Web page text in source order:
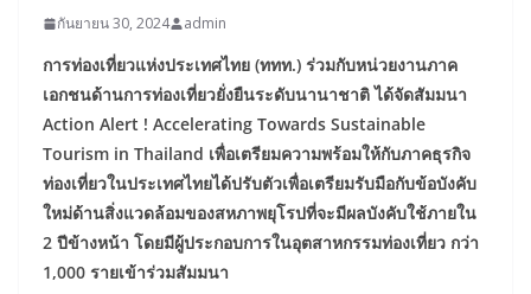
กันยายน 30, 2024 admin
การท่องเที่ยวแห่งประเทศไทย (ททท.) ร่วมกับหน่วยงานภาค
เอกชนด้านการท่องเที่ยวยั่งยืนระดับนานาชาติ ได้จัดสัมมนา
Action Alert ! Accelerating Towards Sustainable
Tourism in Thailand เพื่อเตรียมความพร้อมให้กับภาคธุรกิจ
ท่องเที่ยวในประเทศไทยได้ปรับตัวเพื่อเตรียมรับมือกับข้อบังคับ
ใหม่ด้านสิ่งแวดล้อมของสหภาพยุโรปที่จะมีผลบังคับใช้ภายใน
2 ปีข้างหน้า โดยมีผู้ประกอบการในอุตสาหกรรมท่องเที่ยว กว่า
1,000 รายเข้าร่วมสัมมนา